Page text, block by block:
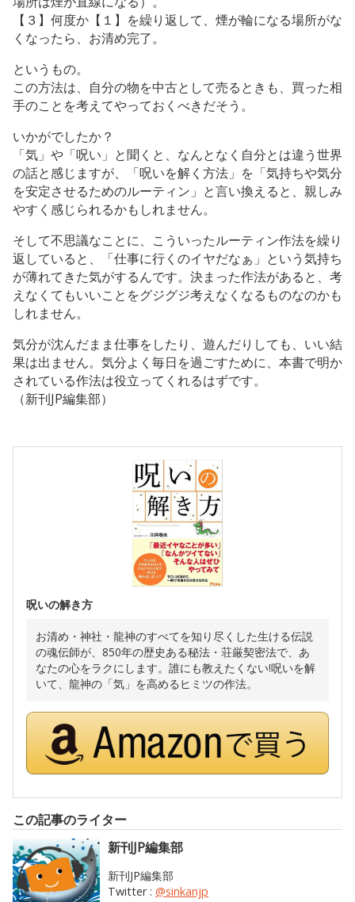
【３】何度か【１】を繰り返して、煙が輪になる場所がな
くなったら、お清め完了。
というもの。
この方法は、自分の物を中古として売るときも、買った相
手のことを考えてやっておくべきだそう。
いかがでしたか？
「気」や「呪い」と聞くと、なんとなく自分とは違う世界
の話と感じますが、「呪いを解く方法」を「気持ちや気分
を安定させるためのルーティン」と言い換えると、親しみ
やすく感じられるかもしれません。
そして不思議なことに、こういったルーティン作法を繰り
返していると、「仕事に行くのイヤだなぁ」という気持ち
が薄れてきた気がするんです。決まった作法があると、考
えなくてもいいことをグジグジ考えなくなるものなのかも
しれません。
気分が沈んだまま仕事をしたり、遊んだりしても、いい結
果は出ません。気分よく毎日を過ごすために、本書で明か
されている作法は役立ってくれるはずです。
（新刊JP編集部）
呪いの解き方
お清め・神社・龍神のすべてを知り尽くした生ける伝説
の魂伝師が、850年の歴史ある秘法・荘厳契密法で、あ
なたの心をラクにします。誰にも教えたくない!呪いを解
いて、龍神の「気」を高めるヒミツの作法。
この記事のライター
新刊JP編集部
新刊JP編集部
Twitter : @sinkanjp